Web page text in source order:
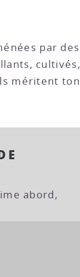
par des
cultivés,
méritent ton
abord,